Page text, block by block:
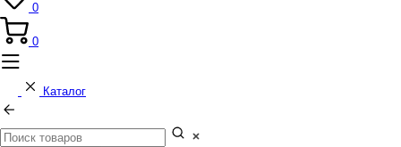
0
0
Каталог